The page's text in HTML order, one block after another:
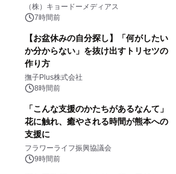
マジで来い』キービジュアル解禁！
（株）キョードーメディアス
7時間前
【お盆休みの自分探し】「何がしたい
か分からない」を抜け出すトリセツの
作り方
撫子Plus株式会社
8時間前
「こんな支援のかたちがあるなんて」
花に触れ、癒やされる時間が熊本への
支援に
フラワーライフ振興協議会
9時間前